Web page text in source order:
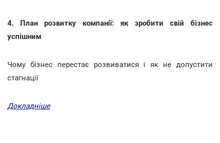
4. План розвитку компанії: як зробити свій бізнес
успішним
Чому бізнес перестає розвиватися і як не допустити
стагнації
Докладніше